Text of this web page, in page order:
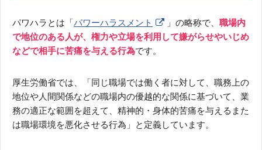
パワハラとは「パワーハラスメント 」の略称で、 職場内
で地位のある人が、権力や立場を利用して嫌がらせやいじめ
などで相手に苦痛を与える行為です。
厚生労働省では、「同じ職場では働く者に対して、職務上の
地位や人間関係などの職場内の優越的な関係に基づいて、業
務の適正な範囲を超えて、精神的・身体的苦痛を与えるまた
は職場環境を悪化させる行為」と定義しています。